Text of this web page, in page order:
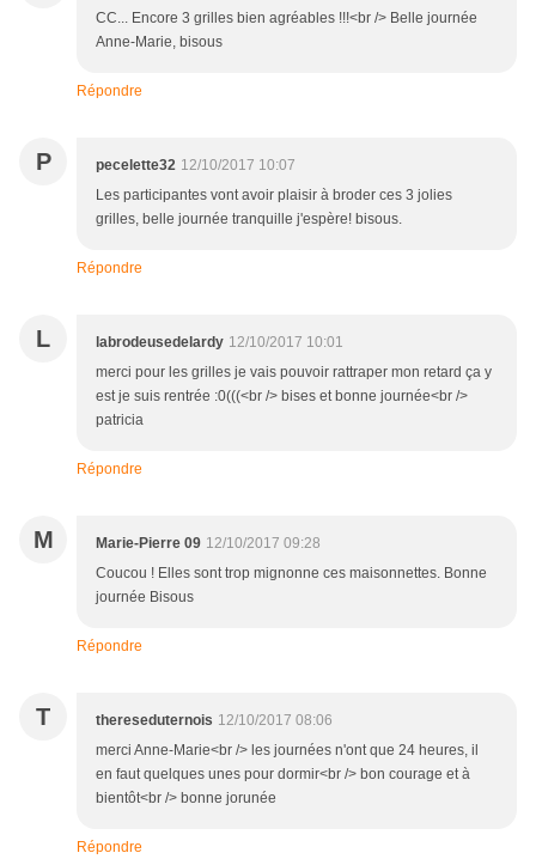
CC... Encore 3 grilles bien agréables !!!<br /> Belle journée
Anne-Marie, bisous
Répondre
P pecelette32 12/10/2017 10:07
Les participantes vont avoir plaisir à broder ces 3 jolies
grilles, belle journée tranquille j'espère! bisous.
Répondre
L labrodeusedelardy 12/10/2017 10:01
merci pour les grilles je vais pouvoir rattraper mon retard ça y
est je suis rentrée :0(((<br /> bises et bonne journée<br />
patricia
Répondre
M Marie-Pierre 09 12/10/2017 09:28
Coucou ! Elles sont trop mignonne ces maisonnettes. Bonne
journée Bisous
Répondre
T thereseduternois 12/10/2017 08:06
merci Anne-Marie<br /> les journées n'ont que 24 heures, il
en faut quelques unes pour dormir<br /> bon courage et à
bientôt<br /> bonne jorunée
Répondre